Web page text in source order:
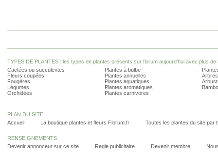
TYPES DE PLANTES : les types de plantes présents sur florum aujourd'hui avec plus de
Cactées ou succulentes
Fleurs coupées
Fougères
Légumes
Orchidées
Plantes à bulbe
Plantes annuelles
Plantes aquatiques
Plantes aromatiques
Plantes carnivores
PLAN DU SITE
Accueil
La boutique plantes et fleurs Florum.fr Toutes les plantes du site par
RENSEIGNEMENTS
Devenir annonceur sur ce site
Regie publicitaire Devenir membre